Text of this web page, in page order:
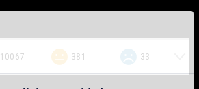
10067 381 33